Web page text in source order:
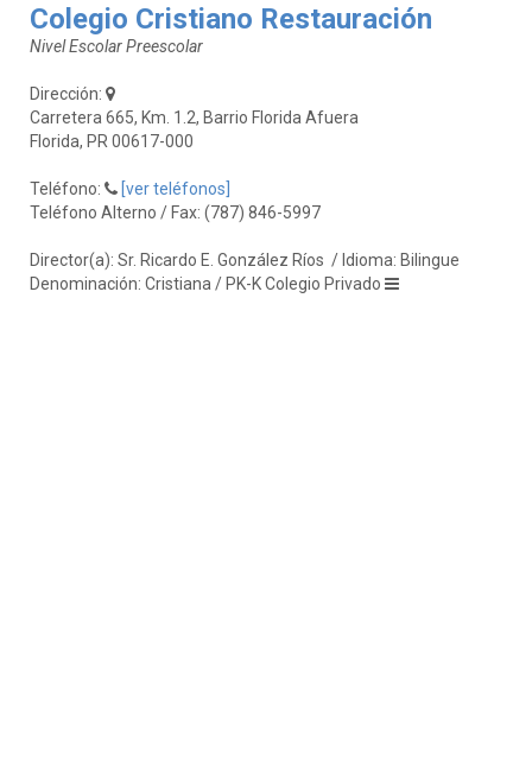
Colegio Cristiano Restauración
Nivel Escolar Preescolar
Dirección:
Carretera 665, Km. 1.2, Barrio Florida Afuera
Florida, PR 00617-000
Teléfono:
[ver teléfonos]
Teléfono Alterno / Fax: (787) 846-5997
Director(a): Sr. Ricardo E. González Ríos / Idioma: Bilingue
Denominación: Cristiana / PK-K Colegio Privado